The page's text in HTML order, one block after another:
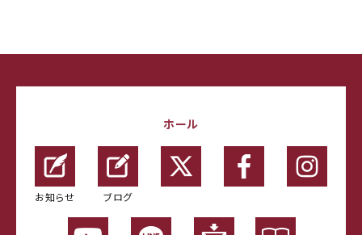
ホール
お知らせ ブログ